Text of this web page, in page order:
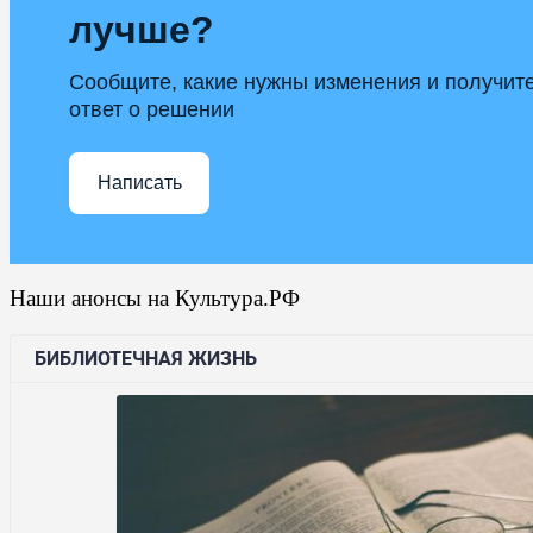
лучше?
Сообщите, какие нужны изменения и
ответ о решении
Написать
Наши анонсы на Культура.РФ